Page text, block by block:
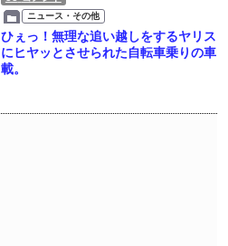
ニュース・その他
ひぇっ！無理な追い越しをするヤリス
にヒヤッとさせられた自転車乗りの車
載。